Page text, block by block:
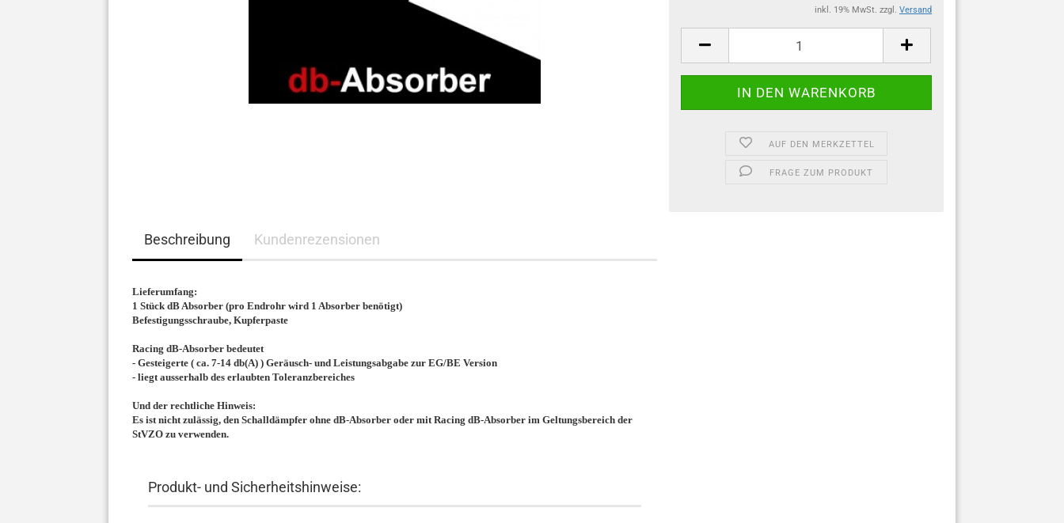
inkl. 19% MwSt. zzgl. Versand
AUF DEN MERKZETTEL
FRAGE ZUM PRODUKT
Beschreibung Kundenrezensionen
Lieferumfang:
1 Stück dB Absorber (pro Endrohr wird 1 Absorber benötigt)
Befestigungsschraube, Kupferpaste
Racing dB-Absorber bedeutet
- Gesteigerte ( ca. 7-14 db(A) ) Geräusch- und Leistungsabgabe zur EG/BE Version
- liegt ausserhalb des erlaubten Toleranzbereiches
Und der rechtliche Hinweis:
Es ist nicht zulässig, den Schalldämpfer ohne dB-Absorber oder mit Racing dB-Absorber im Geltungsbereich der
StVZO zu verwenden.
Produkt- und Sicherheitshinweise: